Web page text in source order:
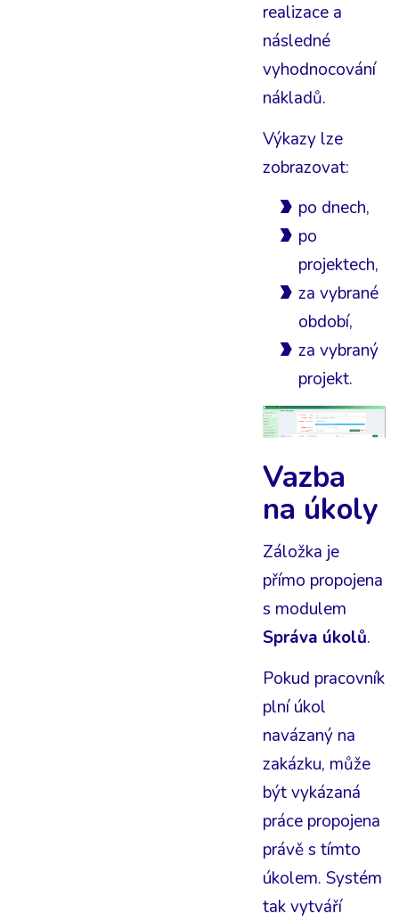
realizace a
následné
vyhodnocování
nákladů.
Výkazy lze
zobrazovat:
po dnech,
po
projektech,
za vybrané
období,
za vybraný
projekt.
Vazba
na úkoly
Záložka je
přímo propojena
s modulem
Správa úkolů.
Pokud pracovník
plní úkol
navázaný na
zakázku, může
být vykázaná
práce propojena
právě s tímto
úkolem. Systém
tak vytváří